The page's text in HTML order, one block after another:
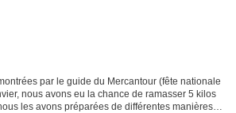
par le guide du Mercantour (fête nationale
nous avons eu la chance de ramasser 5 kilos
les avons préparées de différentes manières et